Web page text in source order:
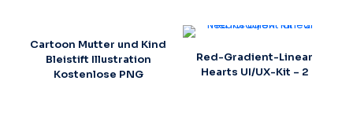
Cartoon Mutter und Kind
Bleistift Illustration
Kostenlose PNG
Red-Gradient-Linear
Hearts UI/UX-Kit – 2